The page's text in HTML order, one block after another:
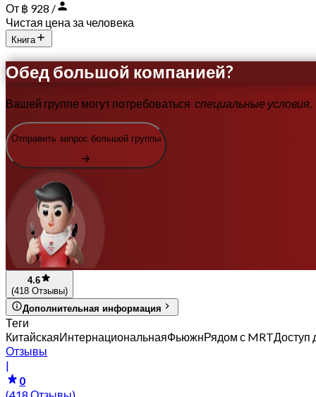
От ฿ 928 /
Чистая цена за человека
Книга
Обед большой компанией?
Вашей группе могут потребоваться специальные условия
Отправить запрос большой группы
4.6
(418 Отзывы)
Дополнительная информация
Теги
КитайскаяИнтернациональнаяФьюжнРядом с MRTДоступ
Отзывы
|
0
(418 Отзывы)